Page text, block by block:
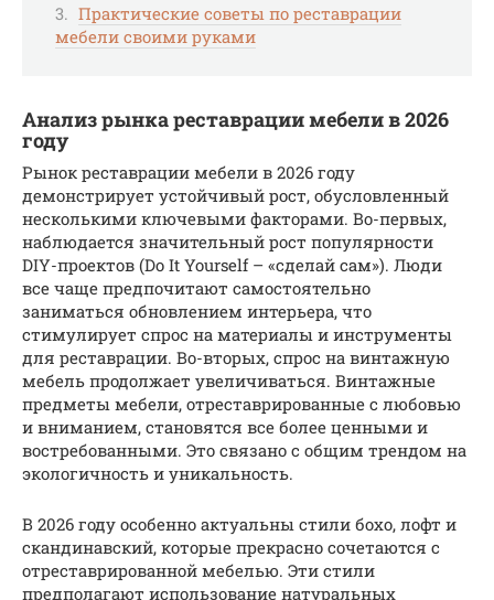
Практические советы по реставрации
мебели своими руками
Анализ рынка реставрации мебели в 2026
году
Рынок реставрации мебели в 2026 году
демонстрирует устойчивый рост, обусловленный
несколькими ключевыми факторами. Во-первых,
наблюдается значительный рост популярности
DIY-проектов (Do It Yourself – «сделай сам»). Люди
все чаще предпочитают самостоятельно
заниматься обновлением интерьера, что
стимулирует спрос на материалы и инструменты
для реставрации. Во-вторых, спрос на винтажную
мебель продолжает увеличиваться. Винтажные
предметы мебели, отреставрированные с любовью
и вниманием, становятся все более ценными и
востребованными. Это связано с общим трендом на
экологичность и уникальность.
В 2026 году особенно актуальны стили бохо, лофт и
скандинавский, которые прекрасно сочетаются с
отреставрированной мебелью. Эти стили
предполагают использование натуральных